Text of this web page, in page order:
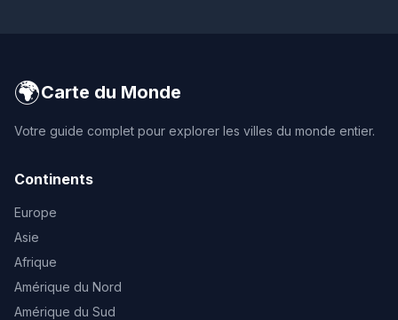
🌍Carte du Monde
Votre guide complet pour explorer les villes du monde entier.
Continents
Europe
Asie
Afrique
Amérique du Nord
Amérique du Sud